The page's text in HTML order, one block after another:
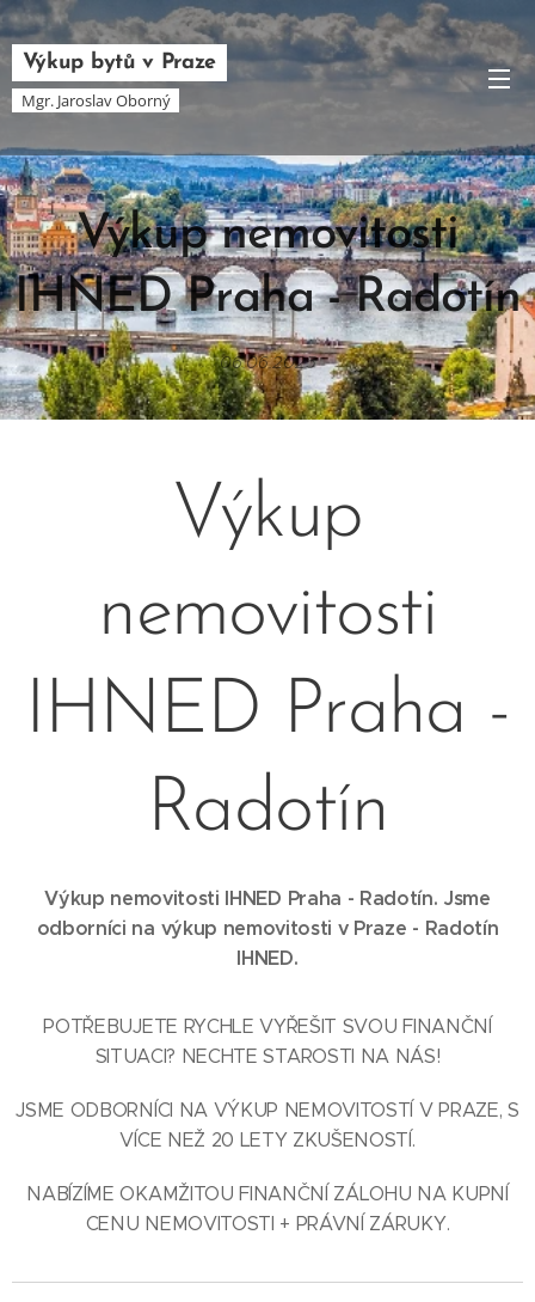
Výkup bytů v Praze
Mgr. Jaroslav Oborný
Výkup nemovitosti
IHNED Praha - Radotín
06.06.2025
Výkup
nemovitosti
IHNED Praha -
Radotín
Výkup nemovitosti IHNED Praha - Radotín. Jsme
odborníci na výkup nemovitosti v Praze - Radotín
IHNED.
POTŘEBUJETE RYCHLE VYŘEŠIT SVOU FINANČNÍ
SITUACI? NECHTE STAROSTI NA NÁS!
JSME ODBORNÍCI NA VÝKUP NEMOVITOSTÍ V PRAZE, S
VÍCE NEŽ 20 LETY ZKUŠENOSTÍ.
NABÍZÍME OKAMŽITOU FINANČNÍ ZÁLOHU NA KUPNÍ
CENU NEMOVITOSTI + PRÁVNÍ ZÁRUKY.